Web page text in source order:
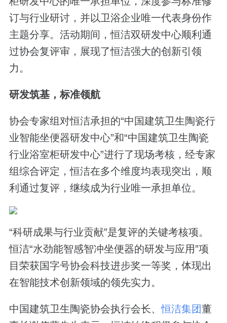
订与行业研讨，并以卫浴企业唯一代表身份作
主题分享。活动期间，恒洁双研发中心顺利通
过协会复评审，展现了恒洁强大的创新引领
力。
研发筑基，标准领航
协会专家组对恒洁承担的“中国建筑卫生陶瓷行
业智能坐便器研发中心”和“中国建筑卫生陶瓷
行业浴室柜研发中心”进行了现场考核，经专家
组综合评定，恒洁在多个维度均表现突出，顺
利通过复评，继续成为行业唯一承担单位。
“科研成果与行业贡献”是复评的关键考核项。
恒洁“水劲能智感智冲坐便器的研发与应用”项
目荣获国字号协会科技进步奖一等奖，体现出
在智能技术创新领域的领先实力。
中国建筑卫生陶瓷协会执行会长、恒洁集团董